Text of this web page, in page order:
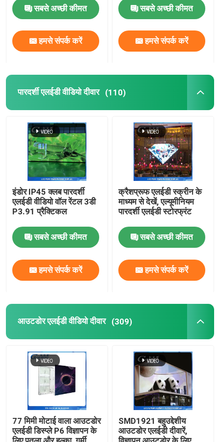
हमारे बारे में
गुणवत्ता नियंत्रण
हमसे संपर्क करें
समाचार
एक बोली का अनुरोध
एलईडी वीडियो दीवार प्रदर्शन
पारदर्शी एलईडी वीडियो दीवार
आउटडोर एलईडी वीडियो दीवार
इंडोर फिक्स्ड एलईडी डिस्प्ले
फाइन पिच एलईडी डिस्प्ले
इंडोर एलईडी डिस्प्ले मॉड्यूल
आरजीबी एलईडी पट्टी प्रकाश
सबसे अच्छी कीमत
हमसे संपर्क करें
सकता है
सबसे अच्छी कीमत
हमसे संपर्क करें
पारदर्शी एलईडी वीडियो दीवार (110)
इंडोर IP45 क्लब पारदर्शी
एलईडी वीडियो वॉल रेंटल 3डी
P3.91 प्रैक्टिकल
सबसे अच्छी कीमत
हमसे संपर्क करें
क्रैशप्रूफ एलईडी स्क्रीन के
माध्यम से देखें, एल्यूमीनियम
पारदर्शी एलईडी स्टोरफ्रंट
सबसे अच्छी कीमत
हमसे संपर्क करें
आउटडोर एलईडी वीडियो दीवार (309)
77 मिमी मोटाई वाला आउटडोर
एलईडी डिस्प्ले P6 विज्ञापन के
SMD1921 बहुउद्देशीय
आउटडोर एलईडी दीवारें,